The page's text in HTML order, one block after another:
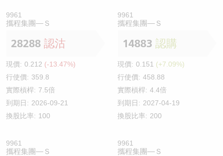
9961
攜程集團—Ｓ
28288 認沽
現價: 0.212 (-13.47%)
行使價: 359.8
實際槓桿: 7.5倍
到期日: 2026-09-21
換股比率: 100
9961
攜程集團—Ｓ
14883 認購
現價: 0.151 (+7.09%)
行使價: 458.88
實際槓桿: 4.4倍
到期日: 2027-04-19
換股比率: 200
9961
攜程集團—Ｓ
9961
攜程集團—Ｓ